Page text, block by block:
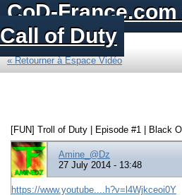
CoD-
Call of Duty
« Retourner à Espace Vidéo
[FUN] Troll of Duty | Episode #1 | Black
Amine_@Dz
27 July 2014 - 13:48
https://www.youtube....h?v=l4Wjkceoi0Y